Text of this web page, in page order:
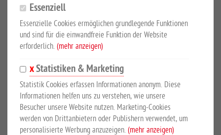
schnelle Entleerung durch große Öffnung. Ohne
Schwimmerventil. Abmessungen ca. 1400 L x 1000 B x 630 H
mm.
SICHERHEITSHINWEISE
Hersteller:
Suevia Haiges GmbH, Max-Eyth-Str. 3, 74366
Kirchheim/Neckar, Deutschland, www.suevia.com
Essenziell
Essenzielle Cookies ermöglichen grundlegende Funktionen
und sind für die einwandfreie Funktion der Website
erforderlich. (mehr anzeigen)
Statistiken & Marketing
Statistik Cookies erfassen Informationen anonym. Diese
Informationen helfen uns zu verstehen, wie unsere
Besucher unsere Website nutzen. Marketing-Cookies
werden von Drittanbietern oder Publishern verwendet, um
personalisierte Werbung anzuzeigen. (mehr anzeigen)